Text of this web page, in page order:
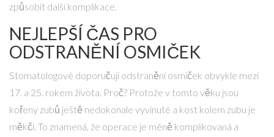
způsobit další komplikace.
NEJLEPŠÍ ČAS PRO
ODSTRANĚNÍ OSMIČEK
Stomatologové doporučují odstranění osmiček obvykle mezi
17. a 25. rokem života. Proč? Protože v tomto věku jsou
kořeny zubů ještě nedokonale vyvinuté a kost kolem zubu je
měkčí. To znamená, že operace je méně komplikovaná a